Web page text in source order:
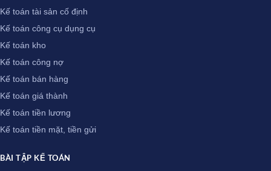
Kế toán tài sản cố định
Kế toán công cụ dụng cụ
Kế toán kho
Kế toán công nợ
Kế toán bán hàng
Kế toán giá thành
Kế toán tiền lương
Kế toán tiền mặt, tiền gửi
BÀI TẬP KẾ TOÁN